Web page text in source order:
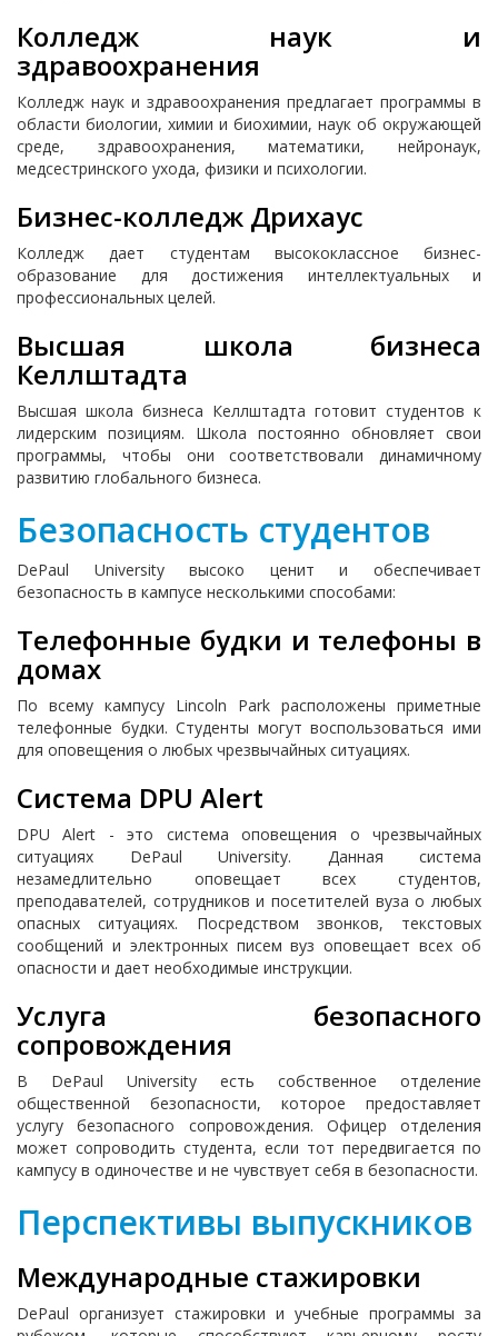
Колледж наук и
здравоохранения
Колледж наук и здравоохранения предлагает программы в
области биологии, химии и биохимии, наук об окружающей
среде, здравоохранения, математики, нейронаук,
медсестринского ухода, физики и психологии.
Бизнес-колледж Дрихаус
Колледж дает студентам высококлассное бизнес-
образование для достижения интеллектуальных и
профессиональных целей.
Высшая школа бизнеса
Келлштадта
Высшая школа бизнеса Келлштадта готовит студентов к
лидерским позициям. Школа постоянно обновляет свои
программы, чтобы они соответствовали динамичному
развитию глобального бизнеса.
Безопасность студентов
DePaul University высоко ценит и обеспечивает
безопасность в кампусе несколькими способами:
Телефонные будки и телефоны в
домах
По всему кампусу Lincoln Park расположены приметные
телефонные будки. Студенты могут воспользоваться ими
для оповещения о любых чрезвычайных ситуациях.
Система DPU Alert
DPU Alert - это система оповещения о чрезвычайных
ситуациях DePaul University. Данная система
незамедлительно оповещает всех студентов,
преподавателей, сотрудников и посетителей вуза о любых
опасных ситуациях. Посредством звонков, текстовых
сообщений и электронных писем вуз оповещает всех об
опасности и дает необходимые инструкции.
Услуга безопасного
сопровождения
В DePaul University есть собственное отделение
общественной безопасности, которое предоставляет
услугу безопасного сопровождения. Офицер отделения
может сопроводить студента, если тот передвигается по
кампусу в одиночестве и не чувствует себя в безопасности.
Перспективы выпускников
Международные стажировки
DePaul организует стажировки и учебные программы за